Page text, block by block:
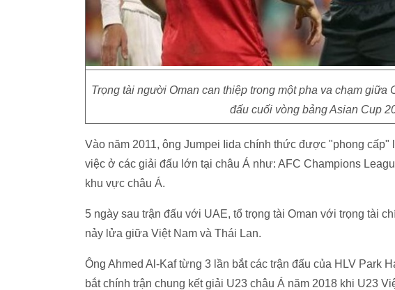
Trọng tài người Oman can thiệp trong một pha va chạm giữa
đấu cuối vòng bảng Asian Cup
Vào năm 2011, ông Jumpei Iida chính thức được "phong cấp"
việc ở các giải đấu lớn tại châu Á như: AFC Champions
khu vực châu Á.
5 ngày sau trận đấu với UAE, tổ trọng tài Oman với trọng tài
nảy lửa giữa Việt Nam và Thái Lan.
Ông Ahmed Al-Kaf từng 3 lần bắt các trận đấu của HLV Park
bắt chính trận chung kết giải U23 châu Á năm 2018 khi U23